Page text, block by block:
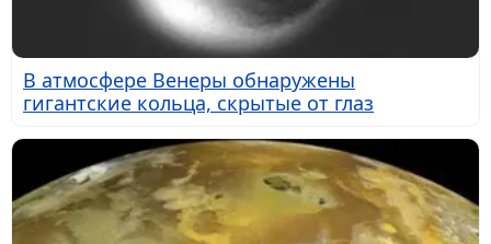
В атмосфере Венеры обнаружены
гигантские кольца, скрытые от глаз